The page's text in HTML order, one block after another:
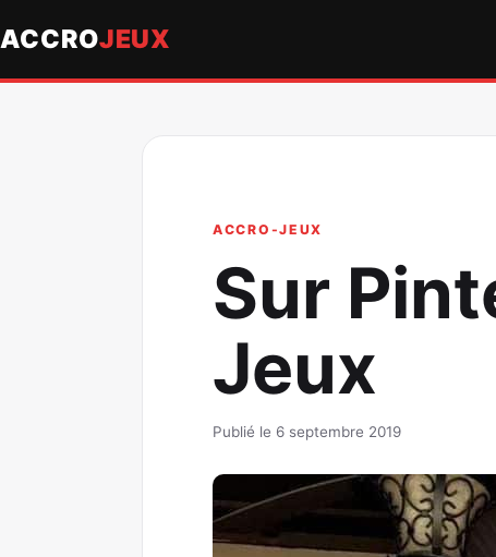
ACCROJEUX
ACCRO-JEUX
Sur
Jeux
Publié le 6 septembre 2019